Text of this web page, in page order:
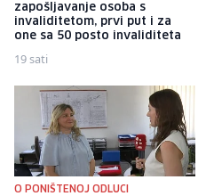
zapošljavanje osoba s
invaliditetom, prvi put i za
one sa 50 posto invaliditeta
19 sati
O PONIŠTENOJ ODLUCI